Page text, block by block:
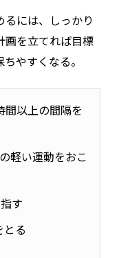
には、しっかり
画を立てれば目標
やすくなる。
間以上の間隔を
軽い運動をおこ
す
る